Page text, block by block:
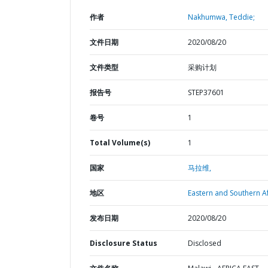
作者 Nakhumwa, Teddie;
文件日期 2020/08/20
文件类型 采购计划
报告号 STEP37601
卷号 1
Total Volume(s) 1
国家 马拉维,
地区 Eastern and Southern
发布日期 2020/08/20
Disclosure Status Disclosed